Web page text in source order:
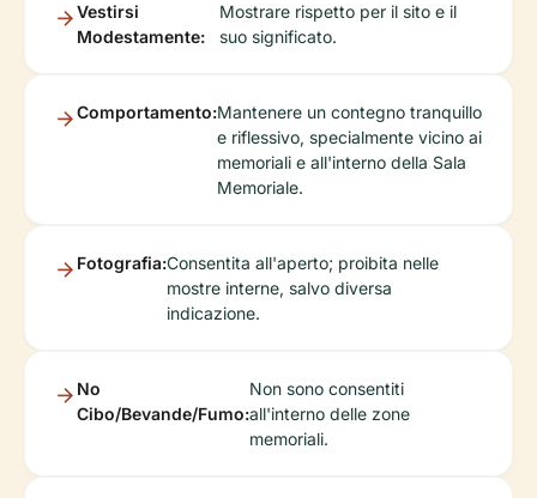
Vestirsi
Modestamente:
Mostrare rispetto per il sito e il
suo significato.
Comportamento:Mantenere un contegno tranquillo
e riflessivo, specialmente vicino ai
memoriali e all'interno della Sala
Memoriale.
Fotografia:Consentita all'aperto; proibita nelle
mostre interne, salvo diversa
indicazione.
No
Cibo/Bevande/Fumo:
Non sono consentiti
all'interno delle zone
memoriali.